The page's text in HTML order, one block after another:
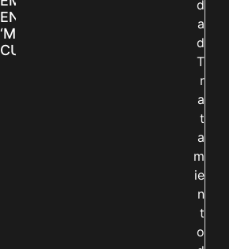
EN LA FERIA
‘MANOS QUE
CUIDAN Y CREAN’
d
a
d
T
r
a
t
a
m
ie
n
t
o